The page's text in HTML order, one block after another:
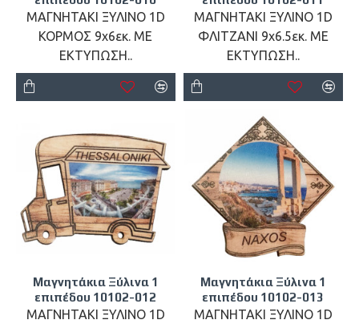
ΜΑΓΝΗΤΑΚΙ ΞΥΛΙΝΟ 1D
ΚΟΡΜΟΣ 9x6εκ. ΜΕ
ΕΚΤΥΠΩΣΗ..
ΜΑΓΝΗΤΑΚΙ ΞΥΛΙΝΟ 1D
ΦΛΙΤΖΑΝΙ 9x6.5εκ. ΜΕ
ΕΚΤΥΠΩΣΗ..
Μαγνητάκια Ξύλινα 1
επιπέδου 10102-012
ΜΑΓΝΗΤΑΚΙ ΞΥΛΙΝΟ 1D
Μαγνητάκια Ξύλινα 1
επιπέδου 10102-013
ΜΑΓΝΗΤΑΚΙ ΞΥΛΙΝΟ 1D